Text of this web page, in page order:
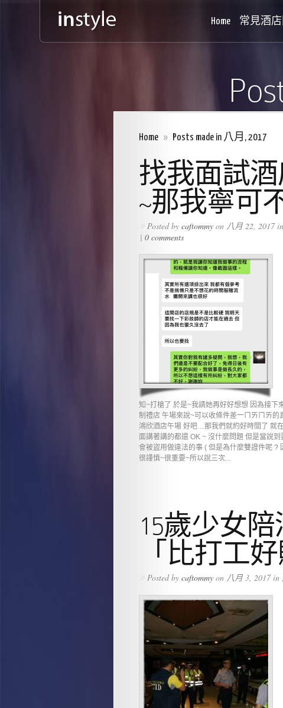
Home 常見酒
Home » Posts made in 八月, 2017
找我面試
~那我寧可
» Posted by caftommy on 八月 22, 2017 in
| 0 comments
知~打槍了 於是~我請她再好好想想 因為接下
制禮店 午場來說~可以收條件差一ㄇㄞㄇㄞ
鴻欣酒店午場 好吧…那我們就約好時間了 就
面講著講的都還 OK ~ 沒什麼問題 但是當說
會被盜用做違法的事 ( 但是為什麼雙證件呢 ?
很謹慎~很重要~所以說三次...
15歲少女
「比打工好
» Posted by caftommy on 八月 3, 2017 in